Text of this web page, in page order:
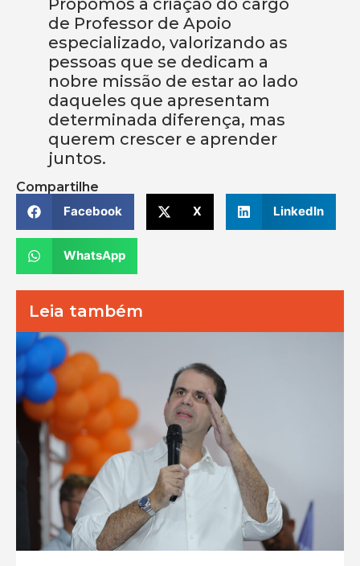
de Professor de Apoio
especializado, valorizando as
pessoas que se dedicam a
nobre missão de estar ao lado
daqueles que apresentam
determinada diferença, mas
querem crescer e aprender
juntos.
Compartilhe
Facebook
X LinkedIn
WhatsApp
Leia também